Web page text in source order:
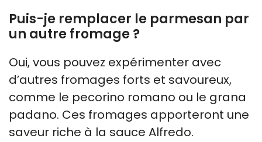
Puis-je remplacer le parmesan par
un autre fromage ?
Oui, vous pouvez expérimenter avec
d’autres fromages forts et savoureux,
comme le pecorino romano ou le grana
padano. Ces fromages apporteront une
saveur riche à la sauce Alfredo.